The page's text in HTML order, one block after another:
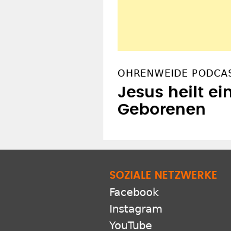
OHRENWEIDE
Jesus heilt
Geborenen
SOZIALE NETZWERKE
Facebook
Instagram
YouTube